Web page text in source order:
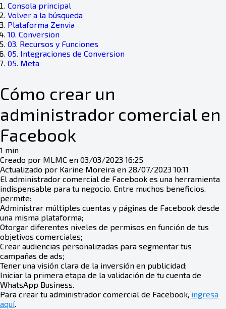
Consola principal
Volver a la búsqueda
Plataforma Zenvia
10. Conversion
03. Recursos y Funciones
05. Integraciones de Conversion
05. Meta
Cómo crear un
administrador comercial en
Facebook
1 min
Creado por MLMC en 03/03/2023 16:25
Actualizado por Karine Moreira en 28/07/2023 10:11
El administrador comercial de Facebook es una herramienta
indispensable para tu negocio. Entre muchos beneficios,
permite:
Administrar múltiples cuentas y páginas de Facebook desde
una misma plataforma;
Otorgar diferentes niveles de permisos en función de tus
objetivos comerciales;
Crear audiencias personalizadas para segmentar tus
campañas de ads;
Tener una visión clara de la inversión en publicidad;
Iniciar la primera etapa de la validación de tu cuenta de
WhatsApp Business.
Para crear tu administrador comercial de Facebook, ingresa
aquí.